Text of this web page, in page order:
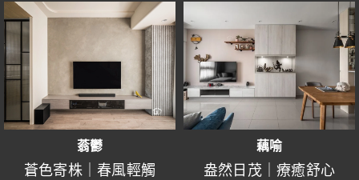
細緻的落塵區猶如業主的
理想，簡單卻不失質感，
同時滿足視覺與便利性，
那片木質洞洞板，在有限
的空間提升收納便利性，
兼顧對設計的想像，讓業
● 裝潢屋況：成屋規劃
● 主要建材：斯曼特、系
統櫃、六角花磚、鋁框門…
-----------------------------------
將抽象的幸福化為實際藍
圖， 在圖紙上一筆一筆勾
勒生活軌跡， 想像業主在
● 房屋格局：4房2廳2衛
● 裝潢屋況：成屋規劃
● 主要建材：人造石、鐵
件、鋁框推拉門、系統
櫃、六角磚
-----------------------------------
跟上時代的步伐，融入時
蓊鬱
蒼色寄株｜春風輕觸
藕喻
盎然日茂｜療癒舒心